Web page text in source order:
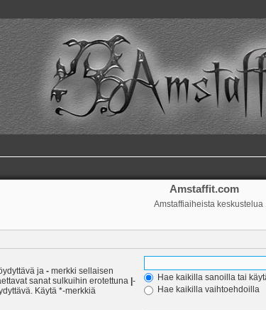
Amstaffit.com
Amstaffiaiheista keskustelua
ja -merkki sellaisen
sanat sulkuihin erotettuna -
Käytä *-merkkiä
Hae kaikilla sanoilla tai
Hae kaikilla vaihtoehdoilla